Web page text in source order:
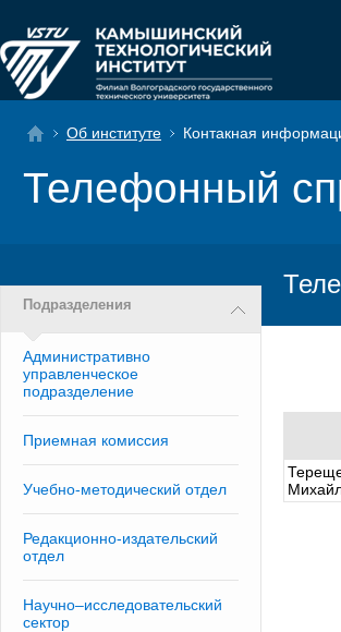
Об институте Контакная
Телефонный
Подразделения
Административно
управленческое
подразделение
Приемная комиссия
Учебно-методический отдел
Редакционно-издательский
отдел
Научно–исследовательский
сектор